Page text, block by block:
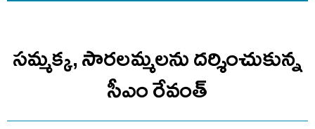
సమ్మక్క, సారలమ్మలను దర్శించుకున్న
సీఎం రేవంత్